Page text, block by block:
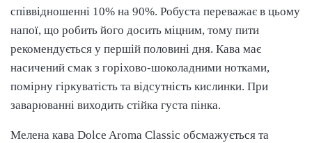
співвідношенні 10% на 90%. Робуста переважає в цьому
напої, що робить його досить міцним, тому пити
рекомендується у першій половині дня. Кава має
насичений смак з горіхово-шоколадними нотками,
помірну гіркуватість та відсутність кислинки. При
заварюванні виходить стійка густа пінка.
Мелена кава Dolce Aroma Classic обсмажується та